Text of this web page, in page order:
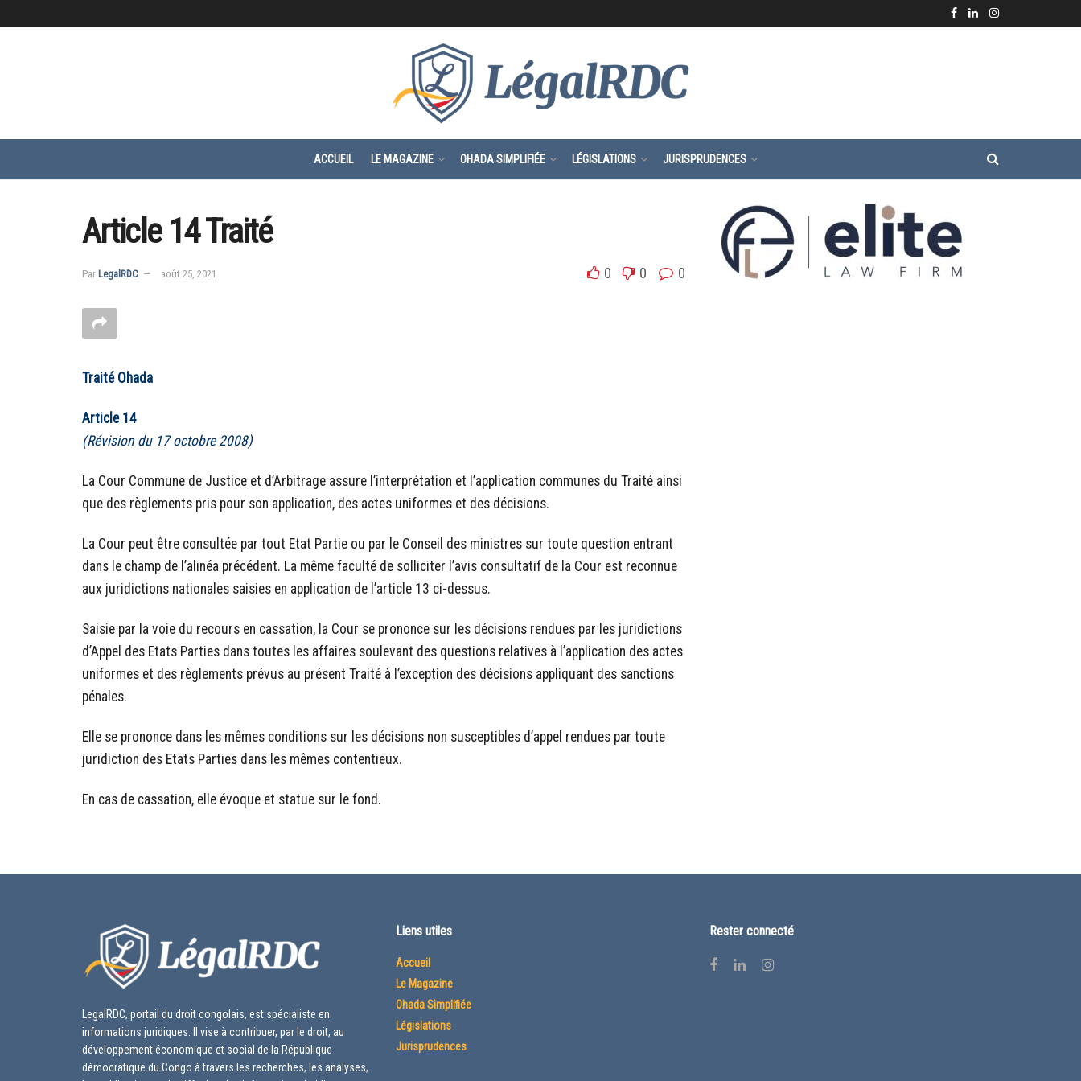
ACCUEIL LE MAGAZINE OHADA SIMPLIFIÉE LÉGISLATIONS JURISPRUDENCES
Article 14 Traité
Par LegalRDC août 25, 2021 0 0 0
Traité Ohada
Article 14
(Révision du 17 octobre 2008)
La Cour Commune de Justice et d’Arbitrage assure l’interprétation et l’application communes du Traité ainsi
que des règlements pris pour son application, des actes uniformes et des décisions.
La Cour peut être consultée par tout Etat Partie ou par le Conseil des ministres sur toute question entrant
dans le champ de l’alinéa précédent. La même faculté de solliciter l’avis consultatif de la Cour est reconnue
aux juridictions nationales saisies en application de l’article 13 ci-dessus.
Saisie par la voie du recours en cassation, la Cour se prononce sur les décisions rendues par les juridictions
d’Appel des Etats Parties dans toutes les affaires soulevant des questions relatives à l’application des actes
uniformes et des règlements prévus au présent Traité à l’exception des décisions appliquant des sanctions
pénales.
Elle se prononce dans les mêmes conditions sur les décisions non susceptibles d’appel rendues par toute
juridiction des Etats Parties dans les mêmes contentieux.
En cas de cassation, elle évoque et statue sur le fond.
LegalRDC, portail du droit congolais, est spécialiste en
informations juridiques. Il vise à contribuer, par le droit, au
développement économique et social de la République
démocratique du Congo à travers les recherches, les analyses,
Liens utiles
Accueil
Le Magazine
Ohada Simplifiée
Législations
Jurisprudences
Rester connecté